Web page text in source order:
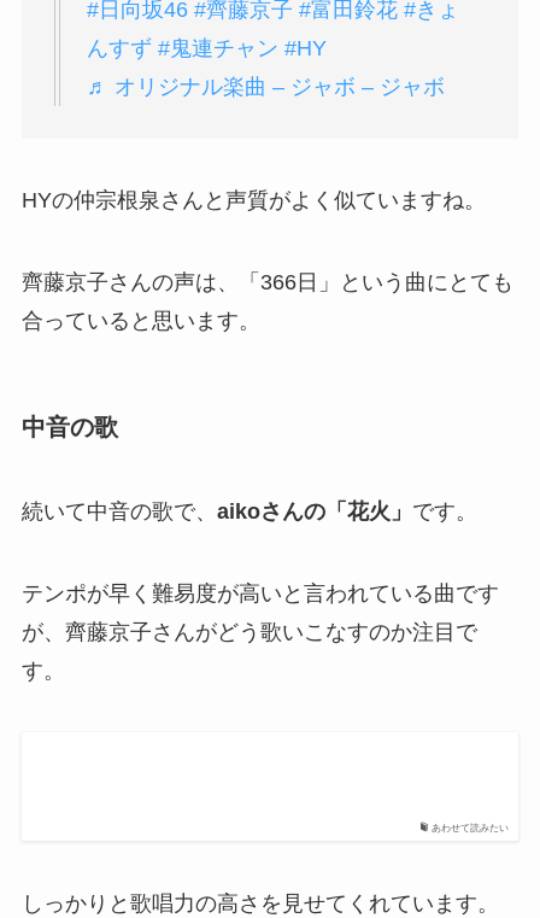
#日向坂46 #齊藤京子 #富田鈴花 #きょ
んすず #鬼連チャン #HY
♬ オリジナル楽曲 – ジャボ – ジャボ
HYの仲宗根泉さんと声質がよく似ていますね。
齊藤京子さんの声は、「366日」という曲にとても
合っていると思います。
中音の歌
続いて中音の歌で、 aikoさんの「花火」 です。
テンポが早く難易度が高いと言われている曲です
が、齊藤京子さんがどう歌いこなすのか注目で
す。
あわせて読みたい
しっかりと歌唱力の高さを見せてくれています。